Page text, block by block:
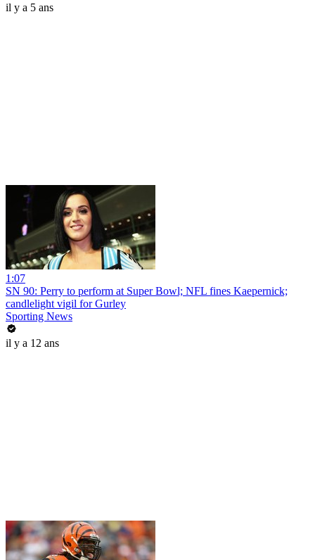
il y a 5 ans
1:07
SN 90: Perry to perform at Super Bowl; NFL fines Kaepernick;
candlelight vigil for Gurley
Sporting News
il y a 12 ans